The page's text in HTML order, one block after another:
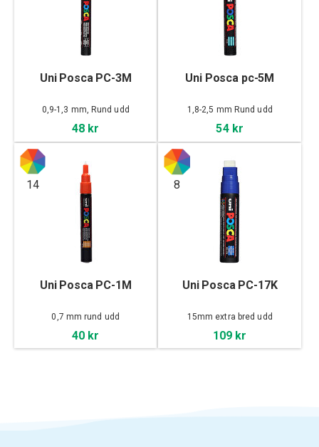
Uni Posca PC-3M
0,9-1,3 mm, Rund udd
48 kr
Uni Posca pc-5M
1,8-2,5 mm Rund udd
54 kr
14
Uni Posca PC-1M
0,7 mm rund udd
40 kr
8
Uni Posca PC-17K
15mm extra bred udd
109 kr